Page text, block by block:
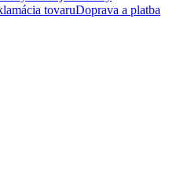
tovaruDoprava a platba